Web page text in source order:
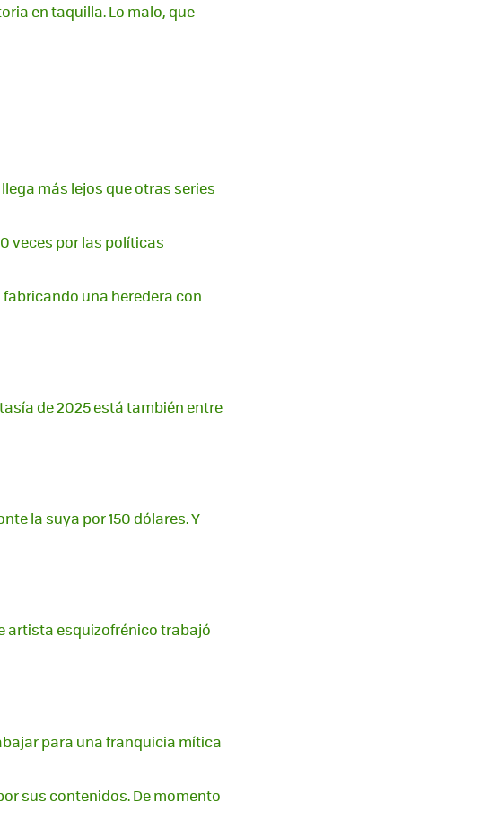
en taquilla. Lo malo, que
más lejos que otras series
veces por las políticas
una heredera con
de 2025 está también entre
la suya por 150 dólares. Y
artista esquizofrénico trabajó
para una franquicia mítica
sus contenidos. De momento